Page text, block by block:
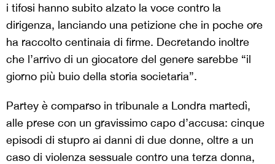
i tifosi hanno subito alzato la voce contro la
dirigenza, lanciando una petizione che in poche ore
ha raccolto centinaia di firme. Decretando inoltre
che l’arrivo di un giocatore del genere sarebbe “il
giorno più buio della storia societaria”.
Partey è comparso in tribunale a Londra martedì,
alle prese con un gravissimo capo d’accusa: cinque
episodi di stupro ai danni di due donne, oltre a un
caso di violenza sessuale contro una terza donna,